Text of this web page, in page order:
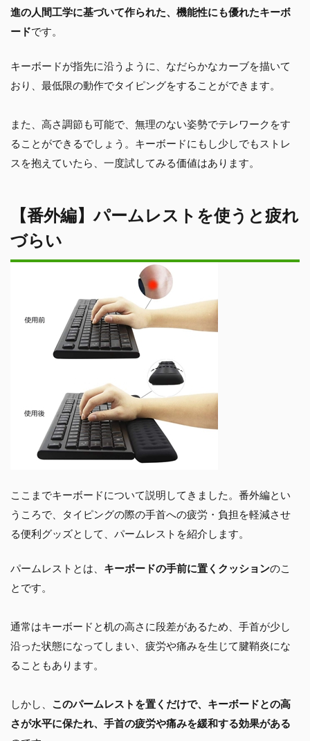
進の人間工学に基づいて作られた、機能性にも優れたキーボ
ードです。
キーボードが指先に沿うように、なだらかなカーブを描いて
おり、最低限の動作でタイピングをすることができます。
また、高さ調節も可能で、無理のない姿勢でテレワークをす
ることができるでしょう。キーボードにもし少しでもストレ
スを抱えていたら、一度試してみる価値はあります。
【番外編】パームレストを使うと疲れ
づらい
ここまでキーボードについて説明してきました。番外編とい
うころで、タイピングの際の手首への疲労・負担を軽減させ
る便利グッズとして、パームレストを紹介します。
パームレストとは、 キーボードの手前に置くクッションのこ
とです。
通常はキーボードと机の高さに段差があるため、手首が少し
沿った状態になってしまい、疲労や痛みを生じて腱鞘炎にな
ることもあります。
しかし、 このパームレストを置くだけで、キーボードとの高
さが水平に保たれ、手首の疲労や痛みを緩和する効果がある